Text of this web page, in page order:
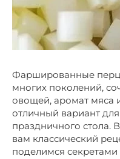
Фаршированные
многих поколений,
овощей, аромат мяса
отличный вариант
праздничного стола.
вам классический
поделимся